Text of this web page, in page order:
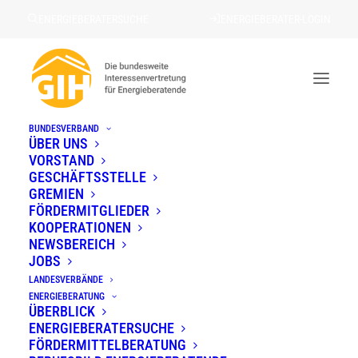
BUNDESVERBAND
ÜBER UNS
VORSTAND
GESCHÄFTSSTELLE
GREMIEN
FÖRDERMITGLIEDER
KOOPERATIONEN
NEWSBEREICH
JOBS
LANDESVERBÄNDE
ENERGIEBERATUNG
ÜBERBLICK
ENERGIEBERATERSUCHE
FÖRDERMITTEL­BERATUNG
« Alle Veranstaltungen
PRÄSENZ Stammtisch Stuttgart-
zum Thema
26. November · 18:30